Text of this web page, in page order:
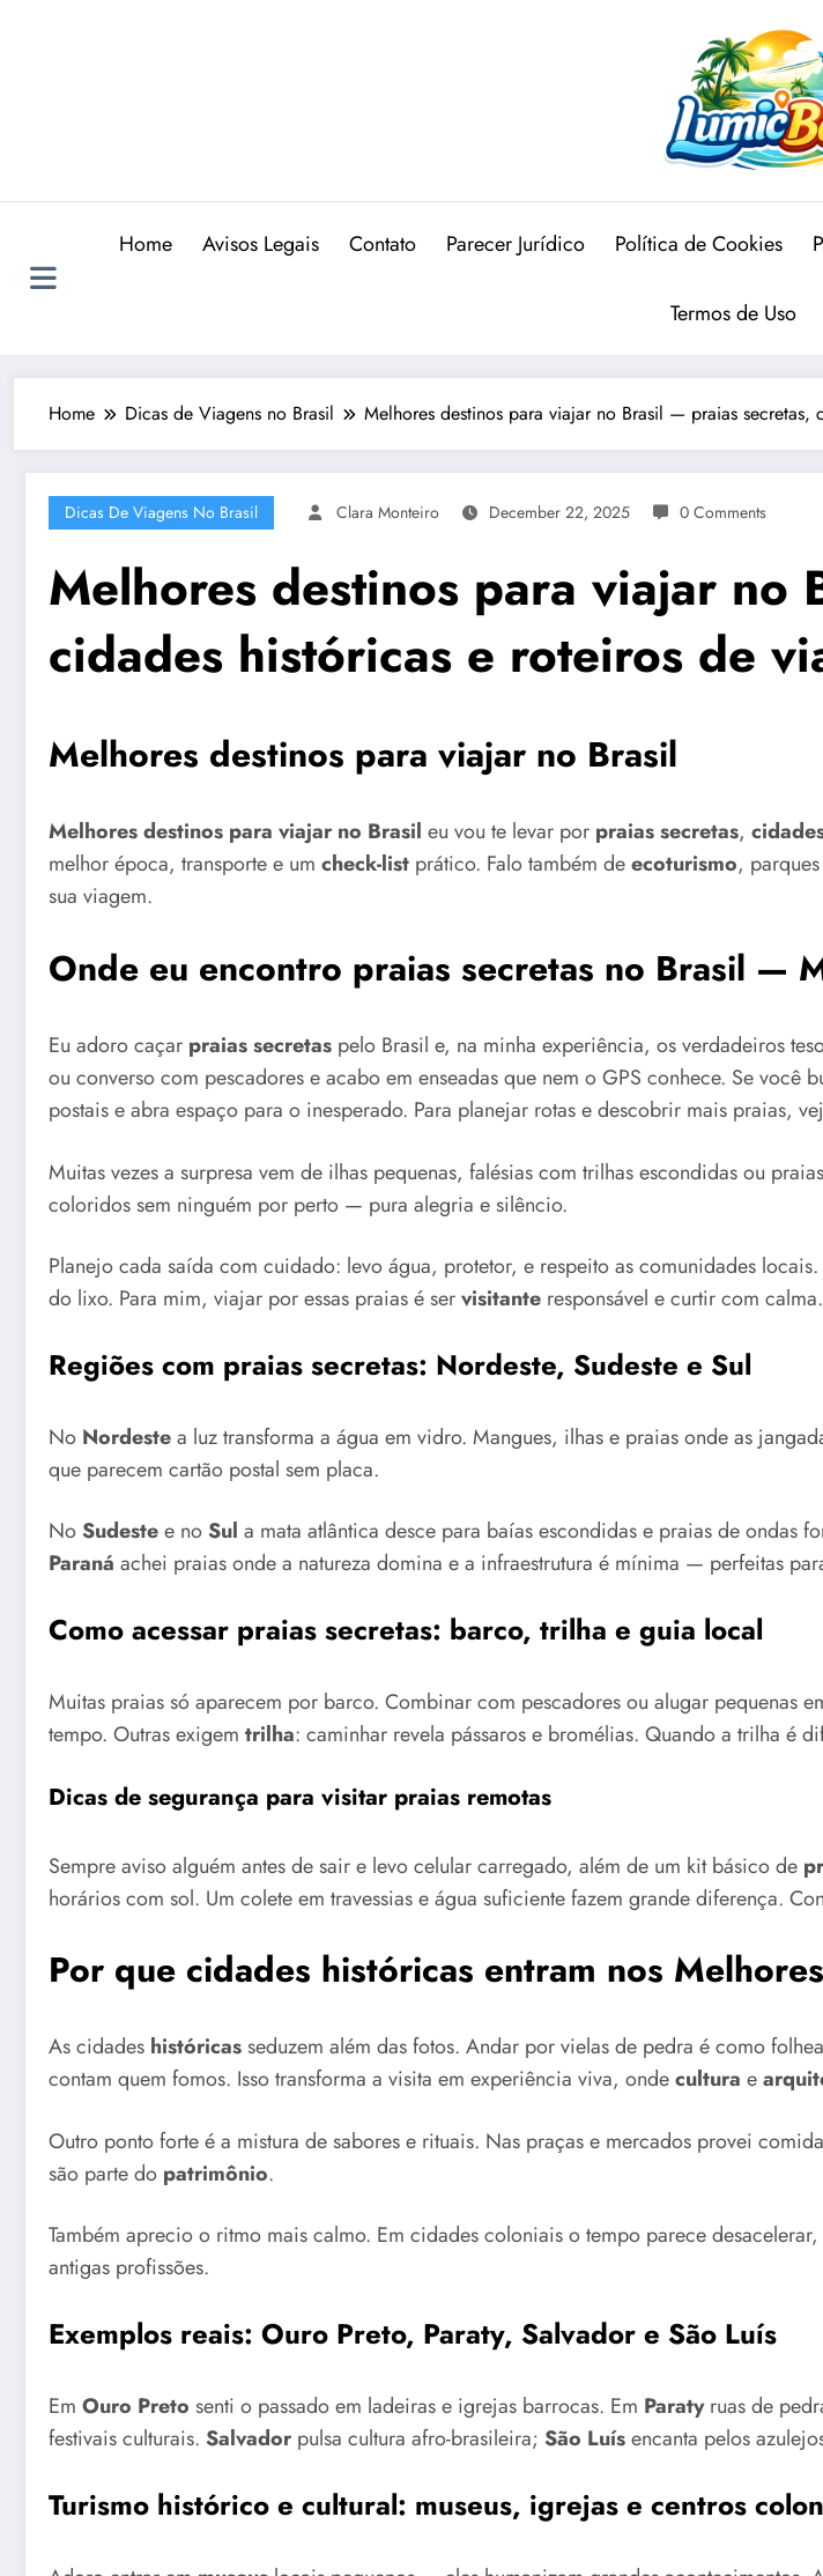
Home Avisos Legais Contato Parecer Jurídico Política de Cookies
Termos de Uso
Home Dicas de Viagens no Brasil Melhores destinos para viajar no Brasil — praias
Dicas De Viagens No Brasil Clara Monteiro December 22, 2025 0 Comments
Melhores destinos para viajar no
cidades históricas e roteiros de
Melhores destinos para viajar no Brasil
Melhores destinos para viajar no Brasil eu vou te levar por praias secretas,
melhor época, transporte e um check-list prático. Falo também deecoturismo,
sua viagem.
Onde eu encontro praias secretas no Brasil —
Eu adoro caçar praias secretas pelo Brasil e, na minha experiência, os verdadeiros
ou converso com pescadores e acabo em enseadas que nem o GPS conhece. Se você
postais e abra espaço para o inesperado. Para planejar rotas e descobrir mais praias,
Muitas vezes a surpresa vem de ilhas pequenas, falésias com trilhas escondidas ou
coloridos sem ninguém por perto — pura alegria e silêncio.
Planejo cada saída com cuidado: levo água, protetor, e respeito as comunidades
do lixo. Para mim, viajar por essas praias é servisitante responsável e curtir com calma.
Regiões com praias secretas: Nordeste, Sudeste e Sul
No Nordestea luz transforma a água em vidro. Mangues, ilhas e praias onde as
que parecem cartão postal sem placa.
NoSudestee noSul a mata atlântica desce para baías escondidas e praias de ondas
Paraná achei praias onde a natureza domina e a infraestrutura é mínima — perfeitas
Como acessar praias secretas: barco, trilha e guia local
Muitas praias só aparecem por barco. Combinar com pescadores ou alugar pequenas
tempo. Outras exigem trilha: caminhar revela pássaros e bromélias. Quando a trilha é
Dicas de segurança para visitar praias remotas
Sempre aviso alguém antes de sair e levo celular carregado, além de um kit básico de
horários com sol. Um colete em travessias e água suficiente fazem grande diferença.
Por que cidades históricas entram nos
As cidades históricasseduzem além das fotos. Andar por vielas de pedra é como
contam quem fomos. Isso transforma a visita em experiência viva, ondecultura e
Outro ponto forte é a mistura de sabores e rituais. Nas praças e mercados provei
são parte do patrimônio.
Também aprecio o ritmo mais calmo. Em cidades coloniais o tempo parece
antigas profissões.
Exemplos reais: Ouro Preto, Paraty, Salvador e São Luís
Em Ouro Preto senti o passado em ladeiras e igrejas barrocas. Em Paratyruas de
festivais culturais. Salvador pulsa cultura afro-brasileira; São Luísencanta pelos
Turismo histórico e cultural: museus, igrejas e centros